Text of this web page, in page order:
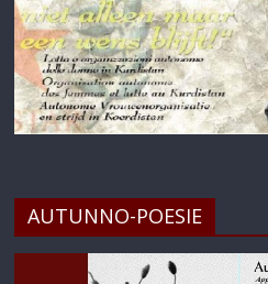
AUTUNNO-POESIE